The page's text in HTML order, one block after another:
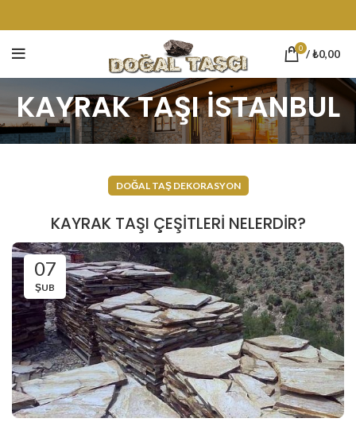
0 /₺0,00
KAYRAK TAŞI İSTANBUL
DOĞAL TAŞ DEKORASYON
KAYRAK TAŞI ÇEŞITLERI NELERDIR?
07
ŞUB